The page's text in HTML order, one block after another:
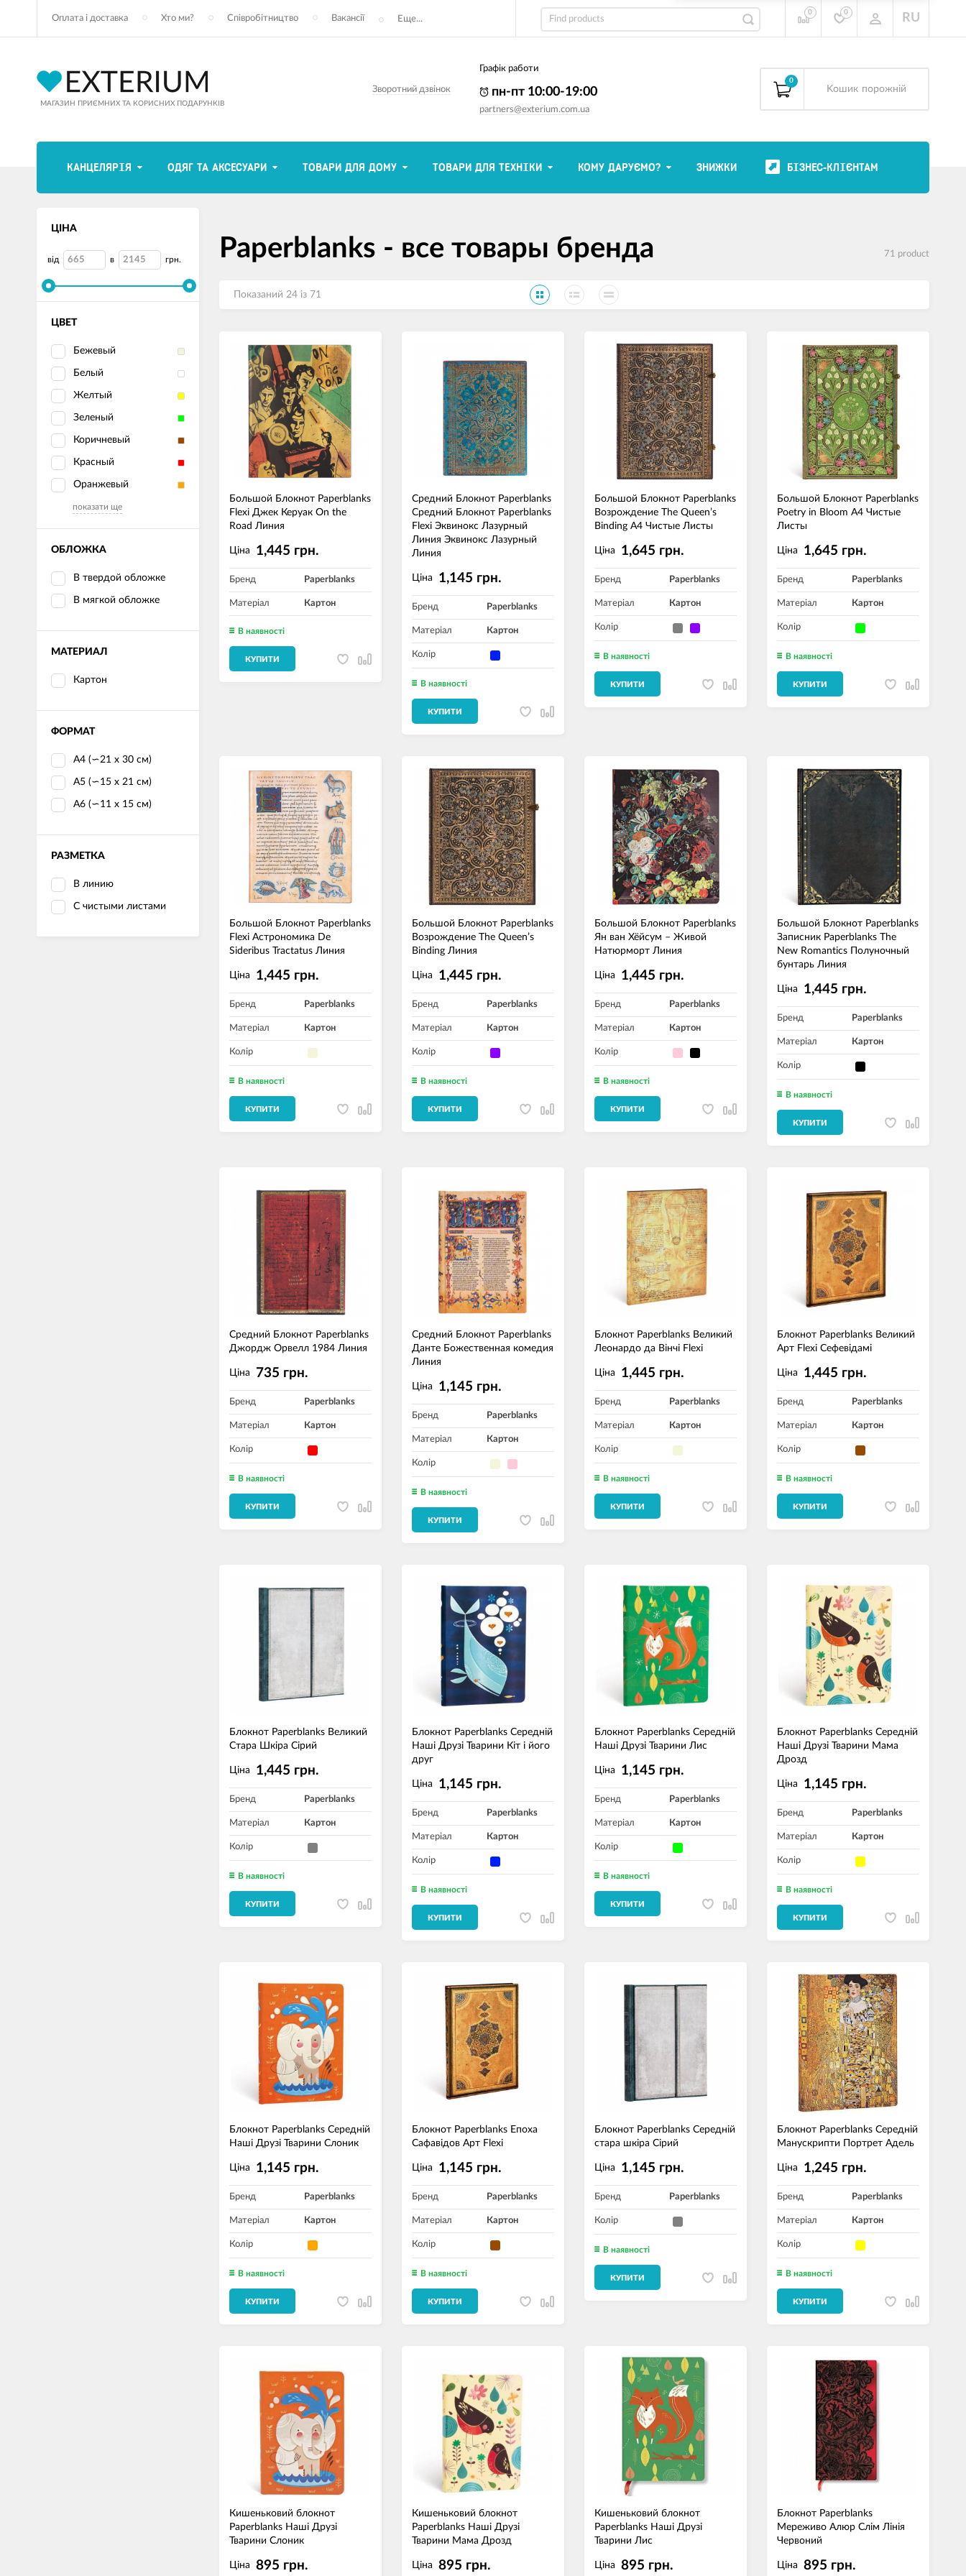
Оплата і доставка Хто ми? Співробітництво Вакансії Еще...
0 0 RU
МАГАЗИН ПРИЄМНИХ ТА КОРИСНИХ ПОДАРУНКІВ
Зворотний дзвінок
Графік работи
пн-пт 10:00-19:00
partners@exterium.com.ua
0
Kошик порожній
КАНЦЕЛЯРІЯ ОДЯГ ТА АКСЕСУАРИ ТОВАРИ ДЛЯ ДОМУ ТОВАРИ ДЛЯ ТЕХНІКИ КОМУ ДАРУЄМО? ЗНИЖКИ БІЗНЕС-КЛІЄНТАМ
ЦІНА
від в грн.
ЦВЕТ
Бежевый
Белый
Желтый
Зеленый
Коричневый
Красный
Оранжевый
показати ще
ОБЛОЖКА
В твердой обложке
В мягкой обложке
МАТЕРИАЛ
Картон
ФОРМАТ
А4 (∽21 х 30 см)
А5 (∽15 х 21 см)
А6 (∽11 х 15 см)
РАЗМЕТКА
В линию
С чистыми листами
Paperblanks - все товары бренда 71 product
Показаний 24 із 71
Большой Блокнот Paperblanks
Flexi Джек Керуак On the
Road Линия
Ціна 1,445 грн.
Бренд Paperblanks
Матеріал Картон
В наявності
КУПИТИ
Средний Блокнот Paperblanks
Средний Блокнот Paperblanks
Flexi Эквинокс Лазурный
Линия Эквинокс Лазурный
Линия
Ціна 1,145 грн.
Бренд Paperblanks
Матеріал Картон
Колір
В наявності
КУПИТИ
Большой Блокнот Paperblanks
Возрождение The Queen’s
Binding А4 Чистые Листы
Ціна 1,645 грн.
Бренд Paperblanks
Матеріал Картон
Колір
В наявності
КУПИТИ
Большой Блокнот Paperblanks
Poetry in Bloom А4 Чистые
Листы
Ціна 1,645 грн.
Бренд Paperblanks
Матеріал Картон
Колір
В наявності
КУПИТИ
Большой Блокнот Paperblanks
Flexi Астрономика De
Sideribus Tractatus Линия
Ціна 1,445 грн.
Бренд Paperblanks
Матеріал Картон
Колір
В наявності
КУПИТИ
Большой Блокнот Paperblanks
Возрождение The Queen’s
Binding Линия
Ціна 1,445 грн.
Бренд Paperblanks
Матеріал Картон
Колір
В наявності
КУПИТИ
Большой Блокнот Paperblanks
Ян ван Хёйсум – Живой
Натюрморт Линия
Ціна 1,445 грн.
Бренд Paperblanks
Матеріал Картон
Колір
В наявності
КУПИТИ
Большой Блокнот Paperblanks
Записник Paperblanks The
New Romantics Полуночный
бунтарь Линия
Ціна 1,445 грн.
Бренд Paperblanks
Матеріал Картон
Колір
В наявності
КУПИТИ
Средний Блокнот Paperblanks
Джордж Орвелл 1984 Линия
Ціна 735 грн.
Бренд Paperblanks
Матеріал Картон
Колір
В наявності
КУПИТИ
Средний Блокнот Paperblanks
Данте Божественная комедия
Линия
Ціна 1,145 грн.
Бренд Paperblanks
Матеріал Картон
Колір
В наявності
КУПИТИ
Блокнот Paperblanks Великий
Леонардо да Вінчі Flexi
Ціна 1,445 грн.
Бренд Paperblanks
Матеріал Картон
Колір
В наявності
КУПИТИ
Блокнот Paperblanks Великий
Арт Flexi Сефевідамі
Ціна 1,445 грн.
Бренд Paperblanks
Матеріал Картон
Колір
В наявності
КУПИТИ
Блокнот Paperblanks Великий
Стара Шкіра Сірий
Ціна 1,445 грн.
Бренд Paperblanks
Матеріал Картон
Колір
В наявності
КУПИТИ
Блокнот Paperblanks Середній
Наші Друзі Тварини Кіт і його
друг
Ціна 1,145 грн.
Бренд Paperblanks
Матеріал Картон
Колір
В наявності
КУПИТИ
Блокнот Paperblanks Середній
Наші Друзі Тварини Лис
Ціна 1,145 грн.
Бренд Paperblanks
Матеріал Картон
Колір
В наявності
КУПИТИ
Блокнот Paperblanks Середній
Наші Друзі Тварини Мама
Дрозд
Ціна 1,145 грн.
Бренд Paperblanks
Матеріал Картон
Колір
В наявності
КУПИТИ
Блокнот Paperblanks Середній
Наші Друзі Тварини Слоник
Ціна 1,145 грн.
Бренд Paperblanks
Матеріал Картон
Колір
В наявності
КУПИТИ
Блокнот Paperblanks Епоха
Сафавідов Арт Flexi
Ціна 1,145 грн.
Бренд Paperblanks
Матеріал Картон
Колір
В наявності
КУПИТИ
Блокнот Paperblanks Середній
стара шкіра Сірий
Ціна 1,145 грн.
Бренд Paperblanks
Колір
В наявності
КУПИТИ
Блокнот Paperblanks Середній
Манускрипти Портрет Адель
Ціна 1,245 грн.
Бренд Paperblanks
Матеріал Картон
Колір
В наявності
КУПИТИ
Кишеньковий блокнот
Paperblanks Наші Друзі
Тварини Слоник
Ціна 895 грн.
Кишеньковий блокнот
Paperblanks Наші Друзі
Тварини Мама Дрозд
Ціна 895 грн.
Кишеньковий блокнот
Paperblanks Наші Друзі
Тварини Лис
Ціна 895 грн.
Блокнот Paperblanks
Мереживо Алюр Слім Лінія
Червоний
Ціна 895 грн.